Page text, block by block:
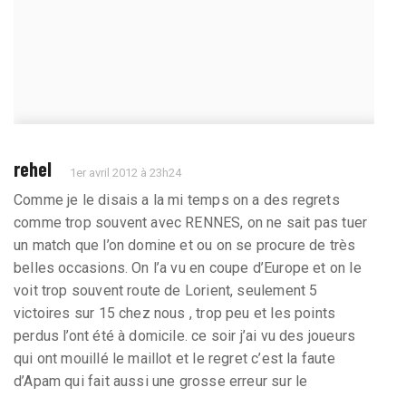
rehel 1er avril 2012 à 23h24
Comme je le disais a la mi temps on a des regrets
comme trop souvent avec RENNES, on ne sait pas tuer
un match que l’on domine et ou on se procure de très
belles occasions. On l’a vu en coupe d’Europe et on le
voit trop souvent route de Lorient, seulement 5
victoires sur 15 chez nous , trop peu et les points
perdus l’ont été à domicile. ce soir j’ai vu des joueurs
qui ont mouillé le maillot et le regret c’est la faute
d’Apam qui fait aussi une grosse erreur sur le